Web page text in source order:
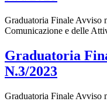
Graduatoria Finale Avviso
Comunicazione e delle
Graduatoria
N.3/2023
Graduatoria Finale Avviso